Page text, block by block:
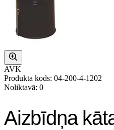
AVK
Produkta kods: 04-200-4-1202
Noliktavā: 0
Aizbīdņa